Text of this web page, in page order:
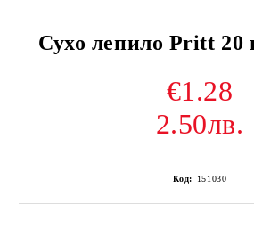
Сухо лепило Pritt 20
€1.28
2.50лв.
Код: 151030